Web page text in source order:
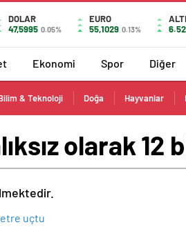
DOLAR
47,5995 0.05%
EURO
55,1029 0.13%
Ekonomi Spor Diğer
& Teknoloji Doğa Hayvanlar
olarak